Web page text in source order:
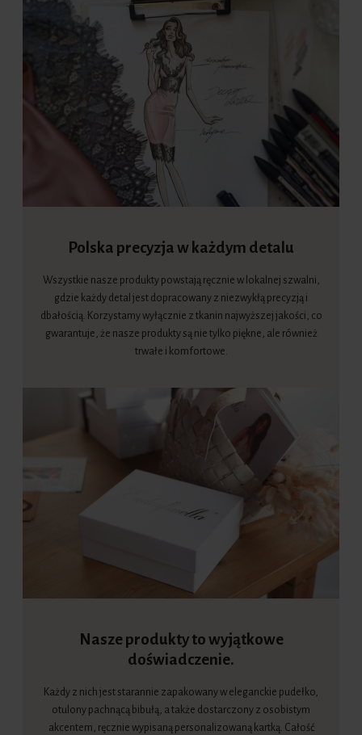
Polska precyzja w każdym detalu
Wszystkie nasze produkty powstają ręcznie w lokalnej szwalni,
gdzie każdy detal jest dopracowany z niezwykłą precyzją i
dbałością. Korzystamy wyłącznie z tkanin najwyższej jakości, co
gwarantuje, że nasze produkty są nie tylko piękne, ale również
trwałe i komfortowe.
Nasze produkty to wyjątkowe
doświadczenie.
Każdy z nich jest starannie zapakowany w eleganckie pudełko,
otulony pachnącą bibułą, a także dostarczony z osobistym
akcentem, ręcznie wypisaną personalizowaną kartką. Całość